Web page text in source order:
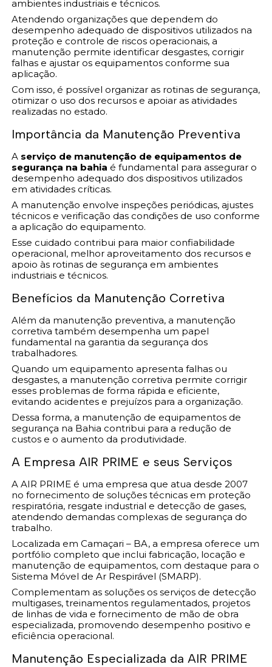
ambientes industriais e técnicos.
Atendendo organizações que dependem do
desempenho adequado de dispositivos utilizados na
proteção e controle de riscos operacionais, a
manutenção permite identificar desgastes, corrigir
falhas e ajustar os equipamentos conforme sua
aplicação.
Com isso, é possível organizar as rotinas de segurança,
otimizar o uso dos recursos e apoiar as atividades
realizadas no estado.
Importância da Manutenção Preventiva
A serviço de manutenção de equipamentos de
segurança na bahia é fundamental para assegurar o
desempenho adequado dos dispositivos utilizados
em atividades críticas.
A manutenção envolve inspeções periódicas, ajustes
técnicos e verificação das condições de uso conforme
a aplicação do equipamento.
Esse cuidado contribui para maior confiabilidade
operacional, melhor aproveitamento dos recursos e
apoio às rotinas de segurança em ambientes
industriais e técnicos.
Benefícios da Manutenção Corretiva
Além da manutenção preventiva, a manutenção
corretiva também desempenha um papel
fundamental na garantia da segurança dos
trabalhadores.
Quando um equipamento apresenta falhas ou
desgastes, a manutenção corretiva permite corrigir
esses problemas de forma rápida e eficiente,
evitando acidentes e prejuízos para a organização.
Dessa forma, a manutenção de equipamentos de
segurança na Bahia contribui para a redução de
custos e o aumento da produtividade.
A Empresa AIR PRIME e seus Serviços
A AIR PRIME é uma empresa que atua desde 2007
no fornecimento de soluções técnicas em proteção
respiratória, resgate industrial e detecção de gases,
atendendo demandas complexas de segurança do
trabalho.
Localizada em Camaçari – BA, a empresa oferece um
portfólio completo que inclui fabricação, locação e
manutenção de equipamentos, com destaque para o
Sistema Móvel de Ar Respirável (SMARP).
Complementam as soluções os serviços de detecção
multigases, treinamentos regulamentados, projetos
de linhas de vida e fornecimento de mão de obra
especializada, promovendo desempenho positivo e
eficiência operacional.
Manutenção Especializada da AIR PRIME